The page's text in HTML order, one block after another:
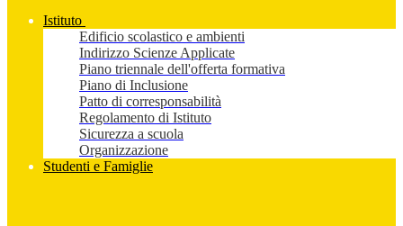
Istituto
Edificio scolastico e ambienti
Indirizzo Scienze Applicate
Piano triennale dell'offerta formativa
Piano di Inclusione
Patto di corresponsabilità
Regolamento di Istituto
Sicurezza a scuola
Organizzazione
Studenti e Famiglie